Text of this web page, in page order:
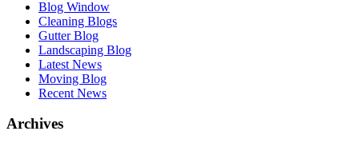
Blog Window
Cleaning Blogs
Gutter Blog
Landscaping Blog
Latest News
Moving Blog
Recent News
Archives